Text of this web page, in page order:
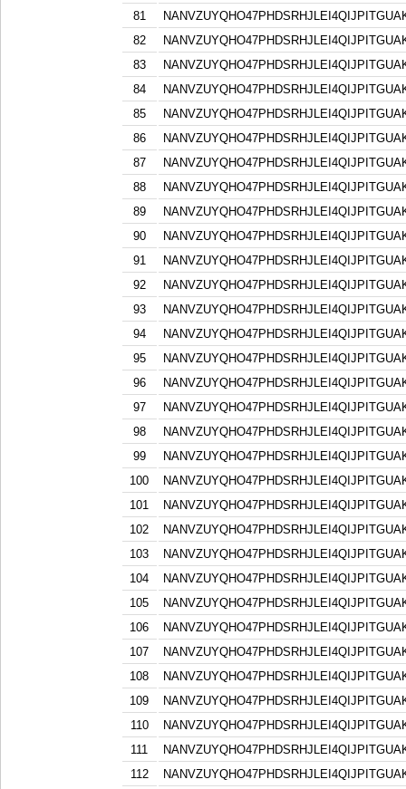
81
82
83
84
85
86
87
88
89
90
91
92
93
94
95
96
97
98
99
100
101
102
103
104
105
106
107
108
109
110
111
112